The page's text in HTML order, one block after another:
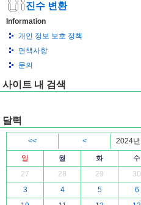
진수 변환
Information
개인 정보 보호 정책
면책사항
문의
사이트 내 검색
달력
<< < 2024
일
월 화 수
27
28 29 30
3
4 5 6